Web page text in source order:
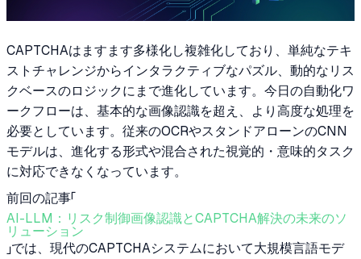
CAPTCHAはますます多様化し複雑化しており、単純なテキ
ストチャレンジからインタラクティブなパズル、動的なリス
クベースのロジックにまで進化しています。今日の自動化ワ
ークフローは、基本的な画像認識を超え、より高度な処理を
必要としています。従来のOCRやスタンドアローンのCNN
モデルは、進化する形式や混合された視覚的・意味的タスク
に対応できなくなっています。
前回の記事「
AI-LLM：リスク制御画像認識とCAPTCHA解決の未来のソ
リューション
」では、現代のCAPTCHAシステムにおいて大規模言語モデ